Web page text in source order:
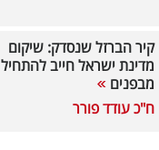
קיר הברזל שנסדק: שיקום
מדינת ישראל חייב להתחיל
מבפנים
ח"כ עודד פורר